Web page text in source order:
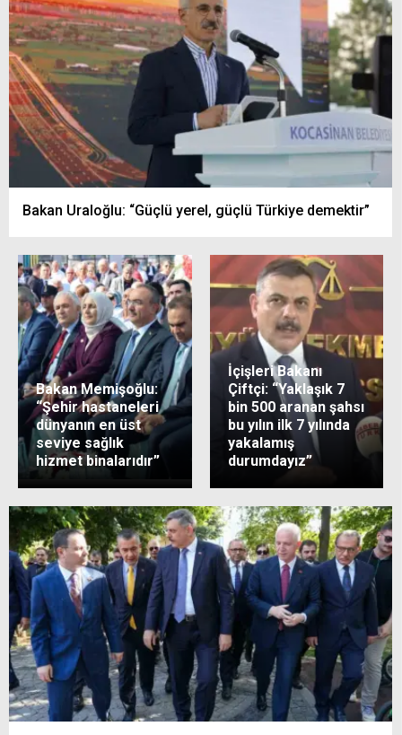
Bakan Uraloğlu: “Güçlü yerel, güçlü Türkiye demektir”
Bakan Memişoğlu:
“Şehir hastaneleri
dünyanın en üst
seviye sağlık
hizmet binalarıdır”
İçişleri Bakanı
Çiftçi: “Yaklaşık 7
bin 500 aranan şahsı
bu yılın ilk 7 yılında
yakalamış
durumdayız”